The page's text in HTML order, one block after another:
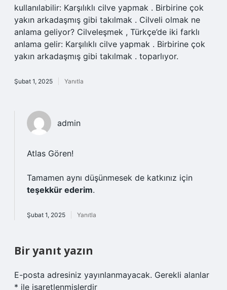
kullanılabilir: Karşılıklı cilve yapmak . Birbirine çok
yakın arkadaşmış gibi takılmak . Cilveli olmak ne
anlama geliyor? Cilveleşmek , Türkçe’de iki farklı
anlama gelir: Karşılıklı cilve yapmak . Birbirine çok
yakın arkadaşmış gibi takılmak . toparlıyor.
Şubat 1, 2025 Yanıtla
admin
Atlas Gören!
Tamamen aynı düşünmesek de katkınız için
teşekkür ederim.
Şubat 1, 2025 Yanıtla
Bir yanıt yazın
E-posta adresiniz yayınlanmayacak. Gerekli alanlar
* ile işaretlenmişlerdir